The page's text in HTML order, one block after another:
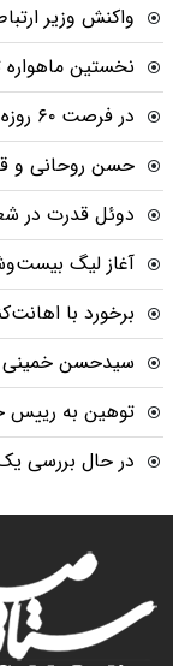
واکنش وزیر
نخستین
در فرصت ۶۰ روزه در هرمز چه می‌کنیم؟
حسن روحانی و
دوئل قدرت در
آغاز لیگ
برخورد با
سیدحسن خمینی
توهین به رییس
در حال بررسی